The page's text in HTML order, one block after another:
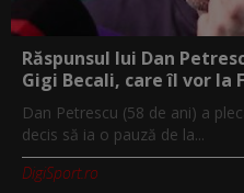
Răspunsul lui Dan
Gigi Becali, care îl vor la
Dan Petrescu (58 de ani) a
decis să ia o pauză de la...
DigiSport.ro